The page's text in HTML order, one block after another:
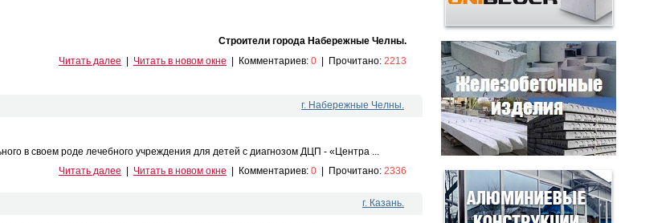
Строители города Набережные Челны.
Читать далее | Читать в новом окне | Комментариев: 0 | Прочитано: 2213
г. Набережные Челны.
в своем роде лечебного учреждения для детей с диагнозом ДЦП - «Центра ...
Читать далее
Читать в новом окне Комментариев: 0 Прочитано: 2336
г. Казань.